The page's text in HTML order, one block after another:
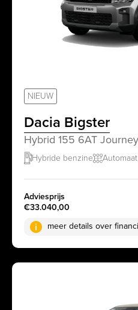
NIEUW
Dacia Bigster
Hybrid 155 6AT Journey
Hybride benzine Automaat
Adviesprijs
€33.040,00
meer details over